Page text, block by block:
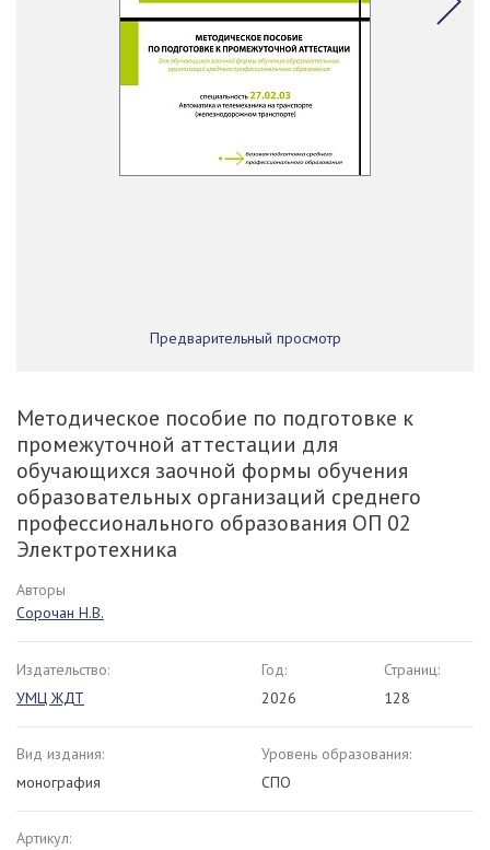
Предварительный просмотр
Методическое пособие по подготовке к
промежуточной аттестации для
обучающихся заочной формы обучения
образовательных организаций среднего
профессионального образования ОП 02
Электротехника
Авторы
Сорочан Н.В.
Издательство:
УМЦ ЖДТ
Год:
2026
Страниц:
128
Вид издания:
монография
Уровень образования:
СПО
Артикул: